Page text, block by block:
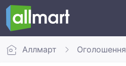
Аллмарт Оголошення